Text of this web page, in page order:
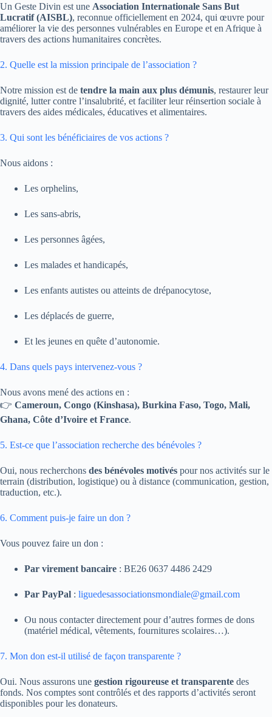
Un Geste Divin est une Association Internationale Sans But
Lucratif (AISBL), reconnue officiellement en 2024, qui œuvre pour
améliorer la vie des personnes vulnérables en Europe et en Afrique à
travers des actions humanitaires concrètes.
2. Quelle est la mission principale de l’association ?
Notre mission est de tendre la main aux plus démunis, restaurer leur
dignité, lutter contre l’insalubrité, et faciliter leur réinsertion sociale à
travers des aides médicales, éducatives et alimentaires.
3. Qui sont les bénéficiaires de vos actions ?
Nous aidons :
Les orphelins,
Les sans-abris,
Les personnes âgées,
Les malades et handicapés,
Les enfants autistes ou atteints de drépanocytose,
Les déplacés de guerre,
Et les jeunes en quête d’autonomie.
4. Dans quels pays intervenez-vous ?
Nous avons mené des actions en :
👉 Cameroun, Congo (Kinshasa), Burkina Faso, Togo, Mali,
Ghana, Côte d’Ivoire et France.
5. Est-ce que l’association recherche des bénévoles ?
Oui, nous recherchons des bénévoles motivés pour nos activités sur le
terrain (distribution, logistique) ou à distance (communication, gestion,
traduction, etc.).
6. Comment puis-je faire un don ?
Vous pouvez faire un don :
Par virement bancaire : BE26 0637 4486 2429
Par PayPal : liguedesassociationsmondiale@gmail.com
Ou nous contacter directement pour d’autres formes de dons
(matériel médical, vêtements, fournitures scolaires…).
7. Mon don est-il utilisé de façon transparente ?
Oui. Nous assurons une gestion rigoureuse et transparente des
fonds. Nos comptes sont contrôlés et des rapports d’activités seront
disponibles pour les donateurs.